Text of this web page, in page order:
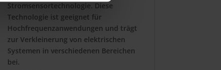
Stromsensortechnologie. Diese
Technologie ist geeignet für
Hochfrequenzanwendungen und trägt
zur Verkleinerung von elektrischen
Systemen in verschiedenen Bereichen
bei.